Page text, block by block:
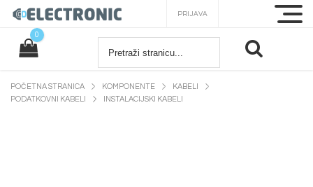
PRIJAVA
0
POČETNA STRANICA KOMPONENTE
KABELI
PODATKOVNI KABELI
INSTALACIJSKI KABELI